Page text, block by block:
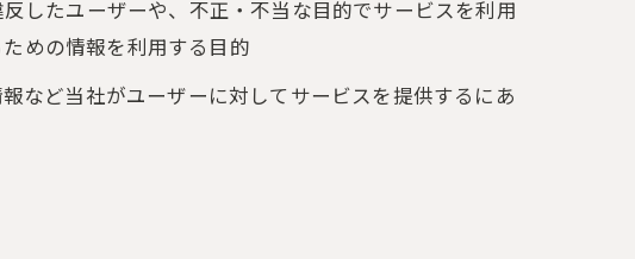
したユーザーや、不正・不当な目的でサービスを利用
めの情報を利用する目的
など当社がユーザーに対してサービスを提供するにあ